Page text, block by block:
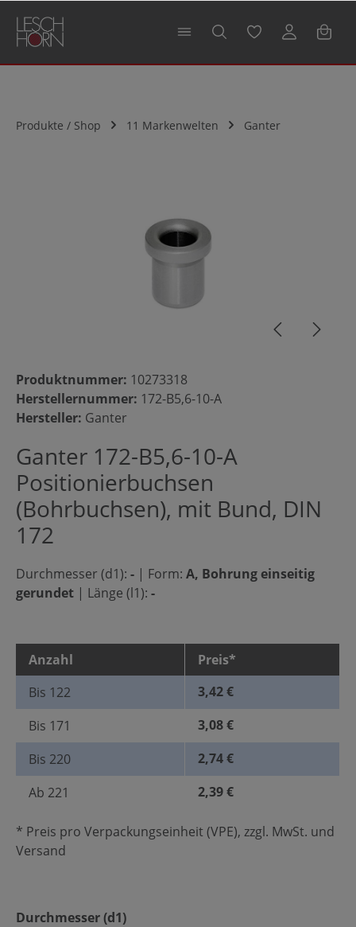
springen
Produkte / Shop 11 Markenwelten Ganter
Produktnummer: 10273318
Herstellernummer: 172-B5,6-10-A
Hersteller: Ganter
Ganter 172-B5,6-10-A
Positionierbuchsen
(Bohrbuchsen), mit Bund, DIN
172
Durchmesser (d1): - | Form: A, Bohrung einseitig
gerundet | Länge (l1): -
Anzahl
Preis*
Bis 122
3,42 €
Bis 171
3,08 €
Bis 220
2,74 €
Ab 221 2,39 €
* Preis pro Verpackungseinheit (VPE), zzgl. MwSt. und
Versand
Durchmesser (d1)auswählen